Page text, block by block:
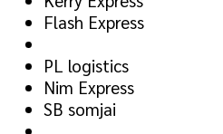
Flash Express
PL logistics
Nim Express
SB somjai